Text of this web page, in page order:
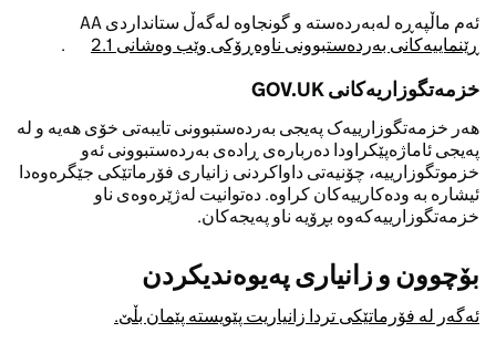
ئەم ماڵپەڕە لەبەردەستە و گونجاوە لەگەڵ ستانداردی AA
ڕێنماییەکانی بەردەستبوونی ناوەڕۆکی وێب وەشانی 2.1
.
خزمەتگوزاریەکانى
هەر خزمەتگوزارییەک پەیجی بەردەستبوونی تایبەتی خۆی هەیە و لە
پەیجی ئاماژەپێکراودا دەربارەی ڕادەی بەردەستبوونی ئەو
خزموتگوزارییە، چۆنیەتی داواکردنی زانیاری فۆرماتێکی جێگرەوەدا
ئیشارە بە ودەکارییەکان کراوە. دەتوانیت لەژێرەوەی ناو
خزمەتگوزارییەکەوە بڕۆیە ناو پەیجەکان.
بۆچوون و زانیاری پەیوەندیکردن
ئەگەر لە فۆرماتێکی تردا زانیاریت پێویستە پێمان بڵێ.